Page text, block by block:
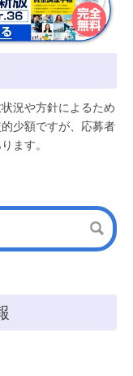
況や方針によるため
少額ですが、応募者
ます。